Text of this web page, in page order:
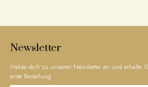
Newsletter
Melde dich zu unseren Newsletter an und erhalte
erste Bestellung.